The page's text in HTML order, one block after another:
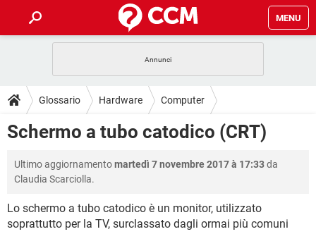
MENU
INTRATTENIMENTO ANDROID
iOS WINDOWS 10
TIKTOK
GUIDE
COVID-19
INTRATTENIMENTO ANDROID
iOS WINDOWS 10
TIKTOK FACEBOOK
DOWNLOAD
INTRATTENIMENTO
INSTAGRAM WHATSAPP
FORUM
INTRATTENIMENTO ANDROID
COVID-19 GAMING
Glossario Hardware Computer
Schermo a tubo catodico (CRT)
Ultimo aggiornamentomartedì 7 novembre 2017 à 17:33da
Claudia Scarciolla.
Lo schermo a tubo catodico è un monitor, utilizzato
soprattutto per la TV, surclassato dagli ormai più comuni